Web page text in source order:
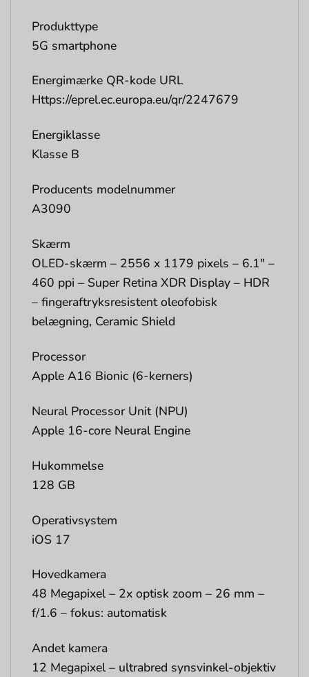
Produkttype
5G smartphone
Energimærke QR-kode URL
Https://eprel.ec.europa.eu/qr/2247679
Energiklasse
Klasse B
Producents modelnummer
A3090
Skærm
OLED-skærm – 2556 x 1179 pixels – 6.1″ –
460 ppi – Super Retina XDR Display – HDR
– fingeraftryksresistent oleofobisk
belægning, Ceramic Shield
Processor
Apple A16 Bionic (6-kerners)
Neural Processor Unit (NPU)
Apple 16-core Neural Engine
Hukommelse
128 GB
Operativsystem
iOS 17
Hovedkamera
48 Megapixel – 2x optisk zoom – 26 mm –
f/1.6 – fokus: automatisk
Andet kamera
12 Megapixel – ultrabred synsvinkel-objektiv